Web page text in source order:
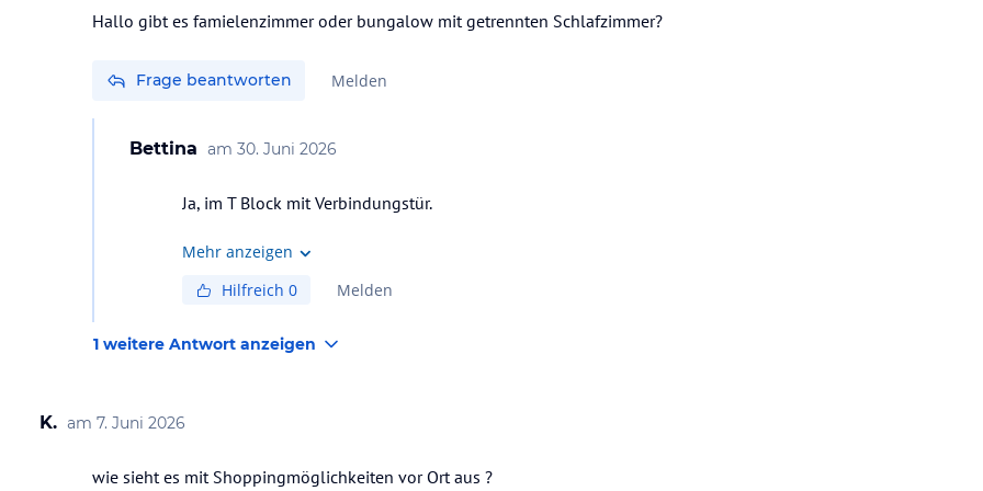
Hallo gibt es famielenzimmer oder bungalow mit getrennten Schlafzimmer?
Frage beantworten Melden
Bettina am 30. Juni 2026
Ja, im T Block mit Verbindungstür.
Mehr anzeigen
Hilfreich 0 Melden
1 weitere Antwort anzeigen
K. am 7. Juni 2026
wie sieht es mit Shoppingmöglichkeiten vor Ort aus ?